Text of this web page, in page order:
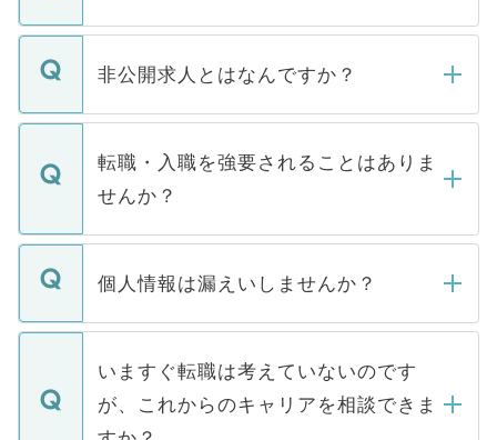
ご登録いただきましたら、弊社担当者がご
登録内容を確認し、その後メールもしくは
ます。通常、5営業日以内にはご連絡をせて
いただきますので、しばらくお待ちくださ
非公開求人とはなんですか？
マイナビDOCTORで取り扱っている求人の
うち約3割は、Webサイトからご覧いただ
けない「非公開求人」です。非公開求人は
下記の理由によって、一般には公開してい
ません。
■応募殺到を避けるため 人気のある医療機
関を公にしてしまうと、応募が殺到する場
に、医療機関が求める条件に合った人材の
みを人材紹介会社に依頼するケースが増え
ています。
転職・入職を強要されることはありま
せんか？
転職・入職を強要することは一切ありませ
ん。また、仮に応募先から内定をいただい
定を承諾する必要はありません。内定先へ
の辞退の連絡はキャリアパートナーが行い
個人情報は漏えいしませんか？
個人情報が漏えいすることはありませんの
で、ご安心ください。当サイトからの登録
などで収集したご登録者様の個人情報は、
ご本人のキャリアアップおよび転職活動の
いますぐ転職は考えていないのです
が、これからのキャリアを相談できま